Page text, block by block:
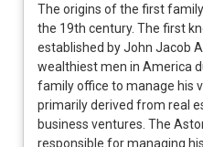
The origins of the first
the 19th century. The first
established by John Jacob
wealthiest men in America
family office to manage his
primarily derived from real
business ventures. The
responsible for managing